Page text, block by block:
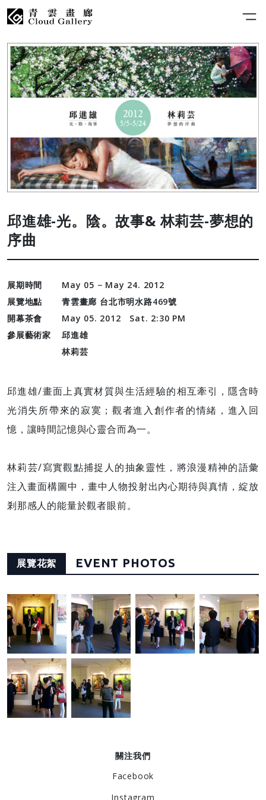
邱進雄-光。陰。故事& 林莉芸-夢想的
序曲
展期時間
May 05 − May 24. 2012
展覽地點
青雲畫廊 台北市明水路469號
開幕茶會
May 05. 2012 Sat. 2:30 PM
參展藝術家
邱進雄
林莉芸
邱進雄/畫面上真實材質與生活經驗的相互牽引，隱含時
光消失所帶來的寂寞；觀者進入創作者的情緒，進入回
憶，讓時間記憶與心靈合而為一。
林莉芸/寫實觀點捕捉人的抽象靈性，將浪漫精神的語彙
注入畫面構圖中，畫中人物投射出內心期待與真情，綻放
剎那感人的能量於觀者眼前。
展覽花絮 EVENT PHOTOS
關注我們
Facebook
Instagram